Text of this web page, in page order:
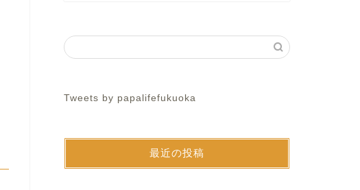
Tweets by papalifefukuoka
最近の投稿